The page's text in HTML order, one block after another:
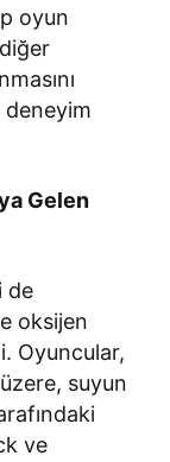
oyun
diğer
Gelen
de
oksijen
Oyuncular,
suyun
ve